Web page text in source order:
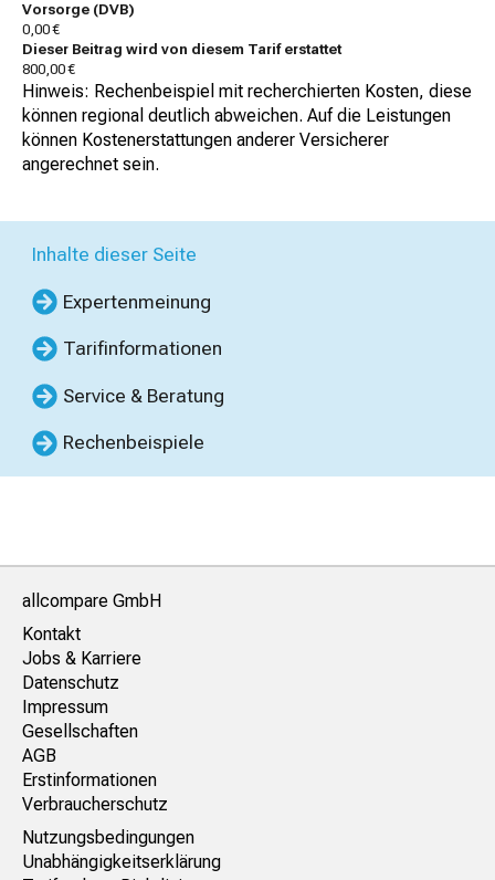
Vorsorge (DVB)
0,00 €
Dieser Beitrag wird von diesem Tarif erstattet
800,00 €
Hinweis: Rechenbeispiel mit recherchierten Kosten, diese
können regional deutlich abweichen. Auf die Leistungen
können Kostenerstattungen anderer Versicherer
angerechnet sein.
Inhalte dieser Seite
Expertenmeinung
Tarifinformationen
Service & Beratung
Rechenbeispiele
allcompare GmbH
Kontakt
Jobs & Karriere
Datenschutz
Impressum
Gesellschaften
AGB
Erstinformationen
Verbraucherschutz
Nutzungsbedingungen
Unabhängigkeitserklärung